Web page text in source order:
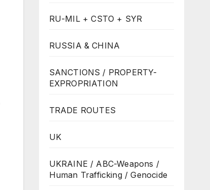
RU-MIL + CSTO + SYR
RUSSIA & CHINA
SANCTIONS / PROPERTY-
EXPROPRIATION
TRADE ROUTES
UK
UKRAINE / ABC-Weapons /
Human Trafficking / Genocide